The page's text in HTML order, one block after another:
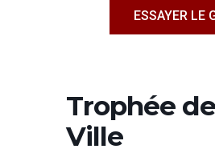
ESSAYER LE
Trophée
Ville